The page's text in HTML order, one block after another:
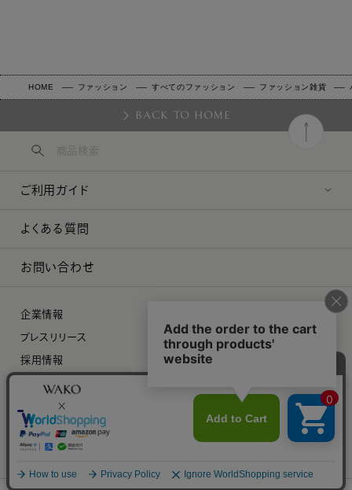
HOME ファッション すべてのファッション ファッション雑貨
BACK TO HOME
ご利用ガイド
よくある質問
お問い合わせ
企業情報
プレスリリース
採用情報
特定商取引に関する法律に基づく表示
プライバシーポリシー
©︎ 2026 WAKO Co.,Ltd.